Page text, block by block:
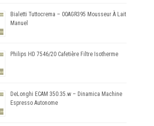
Bialetti Tuttocrema – 00AGR395 Mousseur À Lait
Manuel
Philips HD 7546/20 Cafetière Filtre Isotherme
DeLonghi ECAM 350.35.w – Dinamica Machine
Espresso Autonome